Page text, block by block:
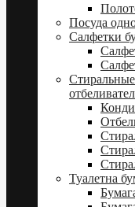
Посуда
Салфетки
Туалетна